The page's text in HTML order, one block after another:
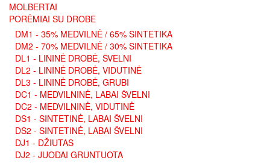
MOLBERTAI
PORĖMIAI SU DROBE
DM1 - 35% MEDVILNĖ / 65% SINTETIKA
DM2 - 70% MEDVILNĖ / 30% SINTETIKA
DL1 - LININĖ DROBĖ, ŠVELNI
DL2 - LININĖ DROBĖ, VIDUTINĖ
DL3 - LININĖ DROBĖ, GRUBI
DC1 - MEDVILNINĖ, LABAI ŠVELNI
DC2 - MEDVILNINĖ, VIDUTINĖ
DS1 - SINTETINĖ, LABAI ŠVELNI
DS2 - SINTETINĖ, LABAI ŠVELNI
DJ1 - DŽIUTAS
DJ2 - JUODAI GRUNTUOTA